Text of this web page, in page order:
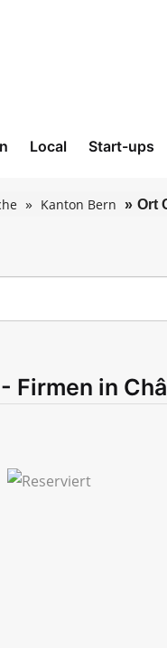
Local Start-ups
Kanton Bern Ort
Firmen in